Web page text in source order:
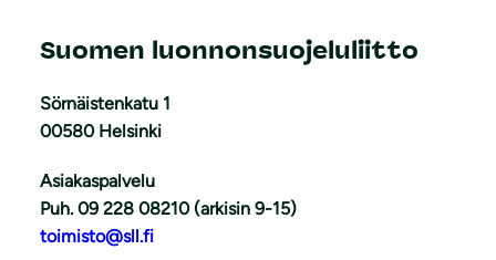
Suomen luonnonsuojeluliitto
Sörnäistenkatu 1
00580 Helsinki
Asiakaspalvelu
Puh. 09 228 08210 (arkisin 9-15)
toimisto@sll.fi